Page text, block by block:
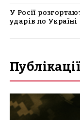
У Росії
ударів по Україні
Публікації